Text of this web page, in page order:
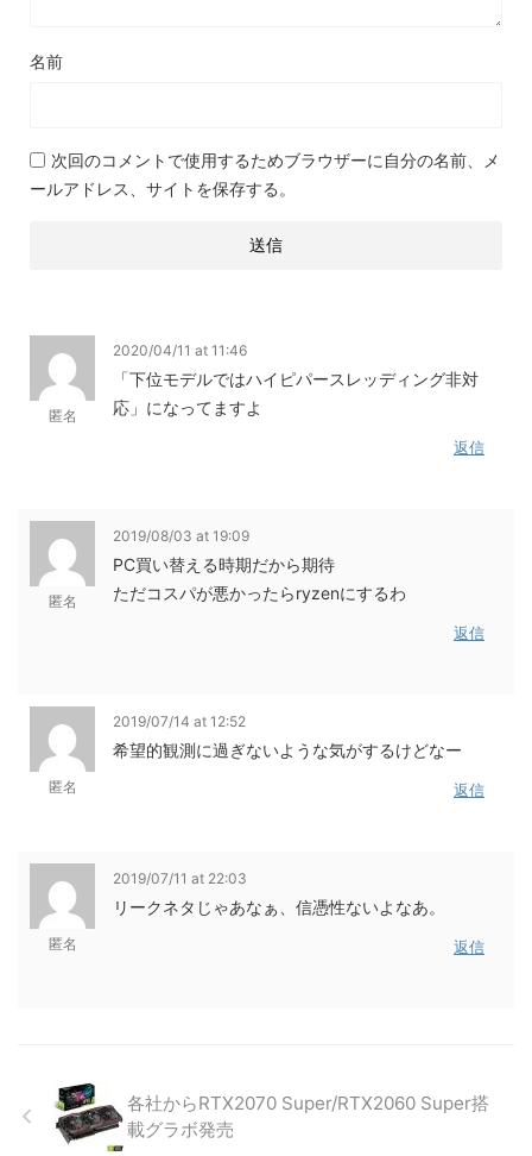
名前
次回のコメントで使用するためブラウザーに自分の名前、メ
ールアドレス、サイトを保存する。
匿名
2020/04/11 at 11:46
「下位モデルではハイピパースレッディング非対
応」になってますよ
返信
匿名
2019/08/03 at 19:09
PC買い替える時期だから期待
ただコスパが悪かったらryzenにするわ
返信
匿名
2019/07/14 at 12:52
希望的観測に過ぎないような気がするけどなー
返信
匿名
2019/07/11 at 22:03
リークネタじゃあなぁ、信憑性ないよなあ。
返信
各社からRTX2070 Super/RTX2060 Super搭
載グラボ発売